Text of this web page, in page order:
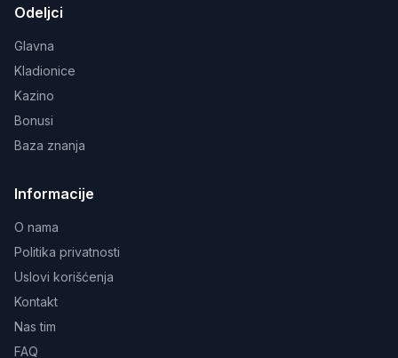
Odeljci
Glavna
Kladionice
Kazino
Bonusi
Baza znanja
Informacije
O nama
Politika privatnosti
Uslovi korišćenja
Kontakt
Nas tim
FAQ